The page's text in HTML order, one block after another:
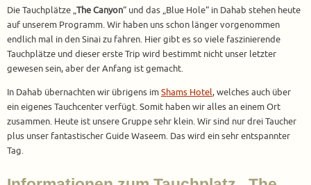
Die Tauchplätze „The Canyon“ und das „Blue Hole“ in Dahab stehen heute
auf unserem Programm. Wir haben uns schon länger vorgenommen
endlich mal in den Sinai zu fahren. Hier gibt es so viele faszinierende
Tauchplätze und dieser erste Trip wird bestimmt nicht unser letzter
gewesen sein, aber der Anfang ist gemacht.
In Dahab übernachten wir übrigens imShams Hotel, welches auch über
ein eigenes Tauchcenter verfügt. Somit haben wir alles an einem Ort
zusammen. Heute ist unsere Gruppe sehr klein. Wir sind nur drei Taucher
plus unser fantastischer Guide Waseem. Das wird ein sehr entspannter
Tag.